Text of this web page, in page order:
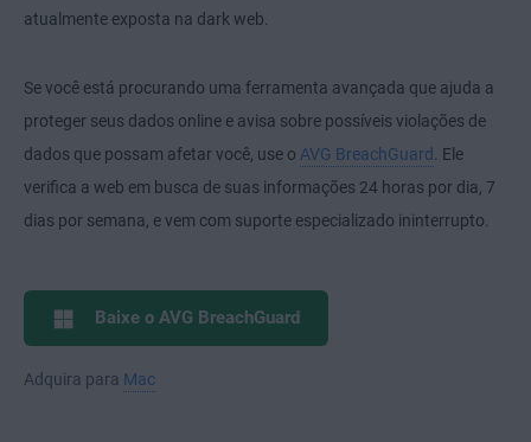
atualmente exposta na dark web.
Se você está procurando uma ferramenta avançada que ajuda a
proteger seus dados online e avisa sobre possíveis violações de
dados que possam afetar você, use o AVG BreachGuard . Ele
verifica a web em busca de suas informações 24 horas por dia, 7
dias por semana, e vem com suporte especializado ininterrupto.
Baixe o AVG BreachGuard
Adquira para Mac